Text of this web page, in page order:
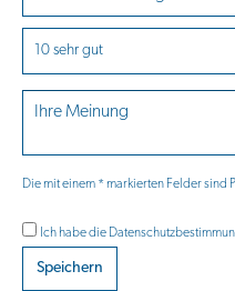
Die mit einem * markierten Felder sind
Ich habe die
Speichern